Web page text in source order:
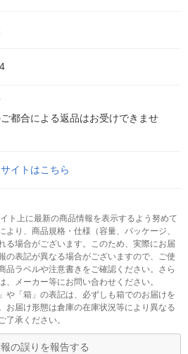
都合による返品はお受けできませ
イトはこちら
ト上に最新の商品情報を表示するよう努めて
より、商品規格・仕様（容量、パッケージ、
る場合がございます。このため、実際にお届
の表記が異なる場合がございますので、ご使
品ラベルや注意書きをご確認ください。さら
、メーカー等にお問い合わせください。
や「箱」の表記は、必ずしも箱でのお届けを
お届け形態は倉庫の在庫状況等により異なる
了承ください。
の誤りを報告する